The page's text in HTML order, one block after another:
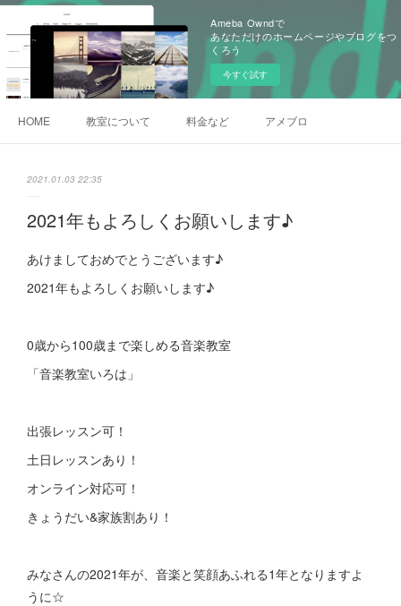
Ameba Owndで
あなただけのホームページやブログをつ
くろう
今すぐ試す
HOME 教室について 料金など アメブロ
2021.01.03 22:35
2021年もよろしくお願いします♪
あけましておめでとうございます♪
2021年もよろしくお願いします♪
0歳から100歳まで楽しめる音楽教室
「音楽教室いろは」
出張レッスン可！
土日レッスンあり！
オンライン対応可！
きょうだい&家族割あり！
みなさんの2021年が、音楽と笑顔あふれる1年となりますよ
うに☆